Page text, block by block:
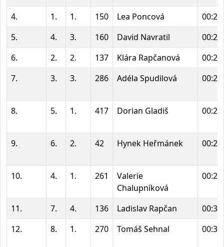
4. 1. 1. 150 Lea Poncová
5.
4. 3. 160 David Navratil
6.
2. 2. 137 Klára Rapčanová
7.
3. 3. 286 Adéla Spudilová
8. 5. 1. 417 Dorian Gladiš
9. 6. 2. 42 Hynek Heřmánek
10. 4. 1. 261
Valerie
Chalupníková
11. 7. 4. 136 Ladislav Rapčan
12.
8. 1. 270 Tomáš Sehnal